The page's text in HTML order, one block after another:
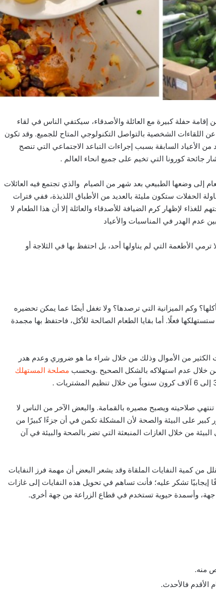
إقامة حفلة كبيرة مع العائلة والأصدقاء، سيكتفي الناس في لقاء
اللقاءات الشخصية بالتواصل التكنولوجي المتاح للجميع. وﻗﺪ ﺗﻜﻮن
من اﻷﻋﯿﺎد اﻟﺴﺎﺑﻘﺔ ﺑﺴﺒﺐ إﺟﺮاءات اﻟﺘﺒﺎﻋﺪ اﻻﺟﺘﻤﺎﻋﻲ اﻟﺘﻲ ﺗﻨﺼﺢ
جائحة كورونا التي تخيم على جميع انحاء العالم .
إﻟﻰ وﺿﻌﻬﺎ اﻟﻄﺒﯿﻌﻲ ﺑﻌﺪ ﺷﻬﺮ ﻣﻦ اﻟﺼﯿﺎم واﻟﺬي ﺗﺠﺘﻤﻊ ﻓﯿﻪ اﻟﻌﺎﺋﻼت
الحفلات ستكون مليئة بالعديد من الأطباق اللذيذة، ففي فترات
للغذاء لإظهار كرم الضيافة للأصدقاء والعائلة إلا أن هذا الطعام لا
عدم الهدر في المناسبات والأعياد
الأطعمة التي لم يناولها أحد، بل احتفظ بها في الثلاجة أو
وكم الميزانية التي ترصدها؟ ولا تغفل أيضًا عما يمكن تحضيره
فعلًا. أما بقايا الطعام الصالحة للأكل، فاحتفظ بها مجمدة
الكثير من الأموال وذلك من خلال شراء ما هو ضروري وعدم هدر
خلال عدم استهلاكه بالشكل الصحيح .وبحسب مصلحة المستهلك
صلاحيته ويصبح مصيره بالقمامة. والبعض الآخر من الناس لا
على البيئة والصحة لأن المشكلة تكمن في أن جزءًا كبيرًا من
من خلال الغازات المنبعثة التي تضر بالصحة والبيئة في آن
من كمية النفايات الملقاة وقد يشعر البعض أن مهمة فرز النفايات
تشكر عليه؛ فأنت تساهم في تحويل هذه النفايات إلى غازات
وأسمدة حيوية تستخدم في قطاع الزراعة من جهة أخرى.
منه.
الأقدم فالأحدث.